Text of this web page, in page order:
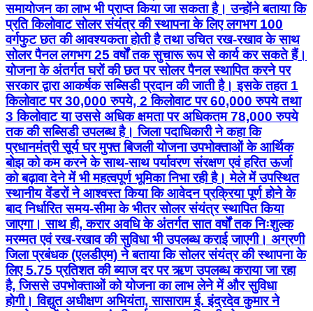
समायोजन का लाभ भी प्राप्त किया जा सकता है। उन्होंने बताया कि
प्रति किलोवाट सोलर संयंत्र की स्थापना के लिए लगभग 100
वर्गफुट छत की आवश्यकता होती है तथा उचित रख-रखाव के साथ
सोलर पैनल लगभग 25 वर्षों तक सुचारू रूप से कार्य कर सकते हैं।
योजना के अंतर्गत घरों की छत पर सोलर पैनल स्थापित करने पर
सरकार द्वारा आकर्षक सब्सिडी प्रदान की जाती है। इसके तहत 1
किलोवाट पर 30,000 रुपये, 2 किलोवाट पर 60,000 रुपये तथा
3 किलोवाट या उससे अधिक क्षमता पर अधिकतम 78,000 रुपये
तक की सब्सिडी उपलब्ध है। जिला पदाधिकारी ने कहा कि
प्रधानमंत्री सूर्य घर मुफ्त बिजली योजना उपभोक्ताओं के आर्थिक
बोझ को कम करने के साथ-साथ पर्यावरण संरक्षण एवं हरित ऊर्जा
को बढ़ावा देने में भी महत्वपूर्ण भूमिका निभा रही है। मेले में उपस्थित
स्थानीय वेंडरों ने आश्वस्त किया कि आवेदन प्रक्रिया पूर्ण होने के
बाद निर्धारित समय-सीमा के भीतर सोलर संयंत्र स्थापित किया
जाएगा। साथ ही, करार अवधि के अंतर्गत सात वर्षों तक निःशुल्क
मरम्मत एवं रख-रखाव की सुविधा भी उपलब्ध कराई जाएगी। अग्रणी
जिला प्रबंधक (एलडीएम) ने बताया कि सोलर संयंत्र की स्थापना के
लिए 5.75 प्रतिशत की ब्याज दर पर ऋण उपलब्ध कराया जा रहा
है, जिससे उपभोक्ताओं को योजना का लाभ लेने में और सुविधा
होगी। विद्युत अधीक्षण अभियंता, सासाराम ई. इंद्रदेव कुमार ने